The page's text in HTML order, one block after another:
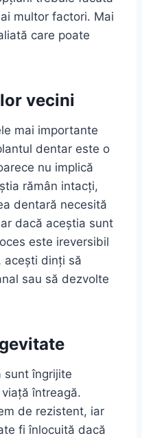
multor factori. Mai
care poate
vecini
mai importante
dentar este o
nu implică
rămân intacți,
dentară necesită
dacă aceștia sunt
este ireversibil
acești dinți să
sau să dezvolte
sunt îngrijite
întreagă.
de rezistent, iar
fi înlocuită dacă